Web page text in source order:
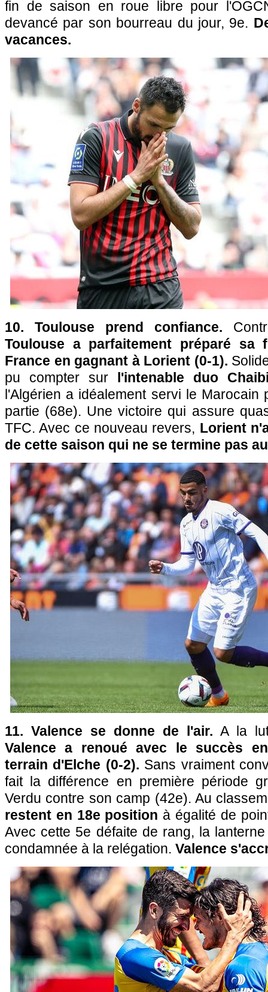
fin de saison en roue libre pour
devancé par son bourreau du jour, 9e.
vacances.
10. Toulouse prend confiance.
Toulouse a parfaitement préparé sa
France en gagnant à Lorient (0-1).
pu compter sur l'intenable duo
l'Algérien a idéalement servi le Marocain
partie (68e). Une victoire qui assure
TFC. Avec ce nouveau revers, Lorient
de cette saison qui ne se termine pas
11. Valence se donne de l'air. A la
Valence a renoué avec le succès
terrain d'Elche (0-2). Sans vraiment
fait la différence en première période
Verdu contre son camp (42e). Au
restent en 18e position à égalité de
Avec cette 5e défaite de rang, la
condamnée à la relégation. Valence